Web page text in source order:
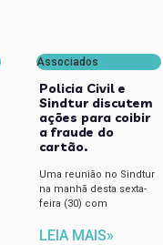
Associados
Policia Civil e
Sindtur discutem
ações para coibir
a fraude do
cartão.
Uma reunião no Sindtur
na manhã desta sexta-
feira (30) com
LEIA MAIS»